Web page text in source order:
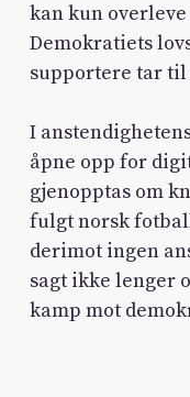
kan kun
Demokratiets
supportere tar
I
åpne opp for
gjenopptas om
fulgt norsk
derimot ingen
sagt ikke lenger
kamp mot